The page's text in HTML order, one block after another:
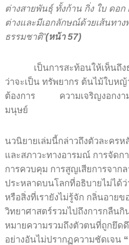
ต่างสายพันธุ์ ทั้งก้าน กิ่ง ใบ ดอ
ต่างและมีเอกลักษณ์ด้วยเส้นทา
ธรรมชาติ”(หน้า 57)
เป็นการสะท้อนให้เห็นถึงธ
ว่าจะเป็น ทรัพยากร ต้นไม้ใบห
ต้องการ ความเจริญงอกงาม
มนุษย์
นวนิยายเล่มนี้กล่าวถึงตัวละคร
และสภาวะทางอารมณ์ การจัดก
การควบคุม การสูญเสียการจาก
ประหลาดบนโลกที่อธิบายไม่ได้ว่
หรือสิ่งที่เรายังไม่รู้จัก กลิ่นอายข
วิทยาศาสตร์รวมไปถึงการกลืน
หมายความรวมถึงตัวตนที่ถูกยึดดึ
อย่างอันไม่ปรากฏความชัดเจน